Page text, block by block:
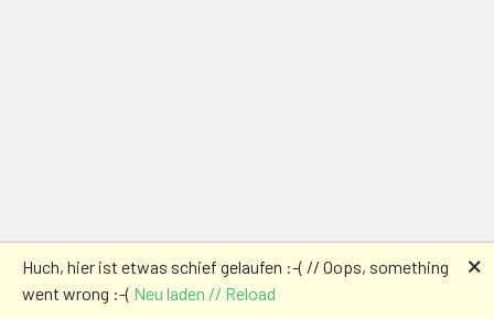
Huch, hier ist etwas schief gelaufen :-( // Oops, something
went wrong :-( Neu laden // Reload
🗙